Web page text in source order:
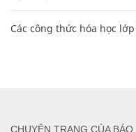
Các công thức hóa học
CHUYÊN TRANG CỦA BÁO